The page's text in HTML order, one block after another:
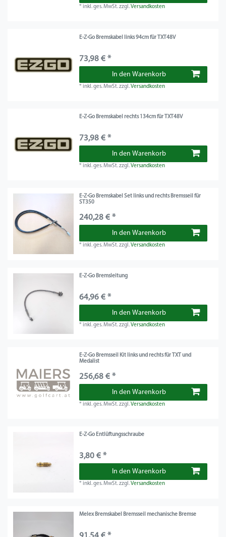
*inkl. ges. MwSt.zzgl.Versandkosten
E-Z-Go Bremskabel links 94cm für TXT48V
73,98 € *
In den Warenkorb
*inkl. ges. MwSt.zzgl.Versandkosten
E-Z-Go Bremskabel rechts 134cm für TXT48V
73,98 € *
In den Warenkorb
*inkl. ges. MwSt.zzgl.Versandkosten
E-Z-Go Bremskabel Set links und rechts Bremsseil für
ST350
240,28 € *
In den Warenkorb
*inkl. ges. MwSt.zzgl.Versandkosten
E-Z-Go Bremsleitung
64,96 € *
In den Warenkorb
*inkl. ges. MwSt.zzgl.Versandkosten
E-Z-Go Bremsseil Kit links und rechts für TXT und
Medalist
256,68 € *
In den Warenkorb
*inkl. ges. MwSt.zzgl.Versandkosten
E-Z-Go Entlüftungsschraube
3,80 € *
In den Warenkorb
*inkl. ges. MwSt.zzgl.Versandkosten
Melex Bremskabel Bremsseil mechanische Bremse